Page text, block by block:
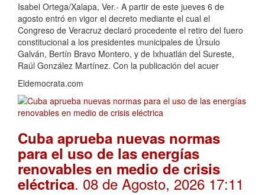
Isabel Ortega/Xalapa, Ver.- A partir de este jueves 6 de
agosto entró en vigor el decreto mediante el cual el
Congreso de Veracruz declaró procedente el retiro del fuero
constitucional a los presidentes municipales de Úrsulo
Galván, Bertín Bravo Montero, y de Ixhuatlán del Sureste,
Raúl González Martínez. Con la publicación del acuer
Eldemocrata.com
Cuba aprueba nuevas normas
para el uso de las energías
renovables en medio de crisis
eléctrica. 08 de Agosto, 2026 17:11